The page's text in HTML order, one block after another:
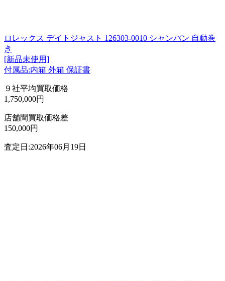
ロレックス デイトジャスト 126303-0010 シャンパン 自動巻
き
[新品未使用]
付属品:内箱 外箱 保証書
９社平均買取価格
1,750,000円
店舗間買取価格差
150,000円
査定日:2026年06月19日